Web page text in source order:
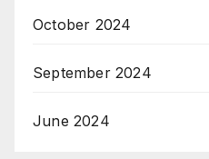
October 2024
September 2024
June 2024